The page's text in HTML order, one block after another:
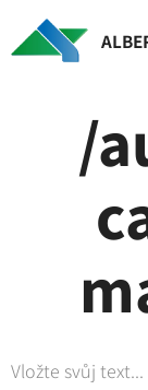
/
Vložte svůj text...